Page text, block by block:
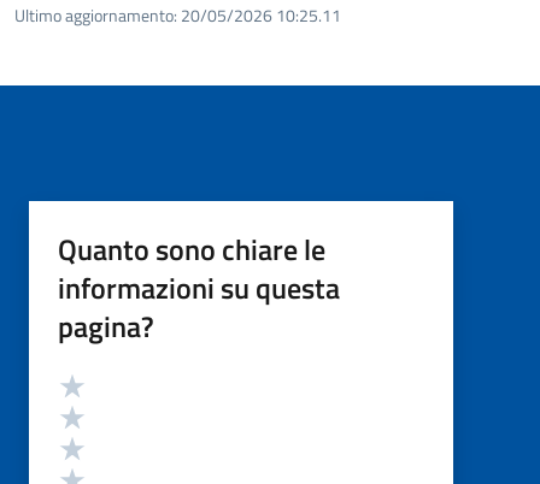
Ultimo aggiornamento: 20/05/2026 10:25.11
Quanto sono chiare le
informazioni su questa
pagina?
Valutazione